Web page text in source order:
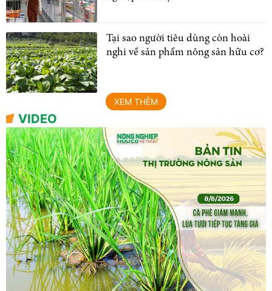
Tại sao người tiêu dùng còn hoài
nghi về sản phẩm nông sản hữu cơ?
XEM THÊM
VIDEO